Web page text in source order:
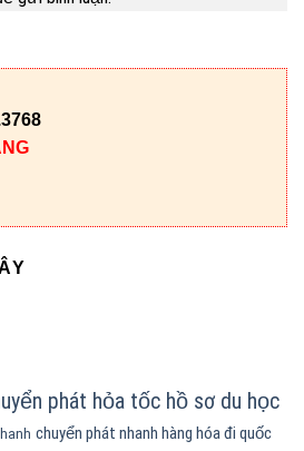
phát hỏa tốc hồ sơ du học
chuyển phát nhanh hàng hóa đi quốc